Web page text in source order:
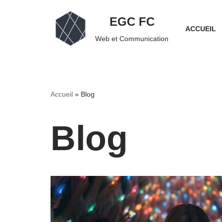
EGC FC
Web et Communication
ACCUEIL
Accueil » Blog
Blog